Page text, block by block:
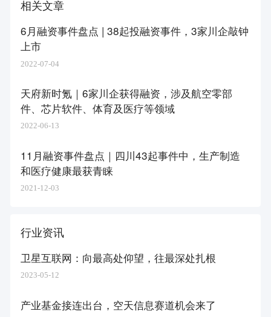
相关文章
6月融资事件盘点 | 38起投融资事件，3家川企敲钟
上市
2022-07-04
天府新时氪｜6家川企获得融资，涉及航空零部
件、芯片软件、体育及医疗等领域
2022-06-13
11月融资事件盘点｜四川43起事件中，生产制造
和医疗健康最获青睐
2021-12-03
行业资讯
卫星互联网：向最高处仰望，往最深处扎根
2023-05-12
产业基金接连出台，空天信息赛道机会来了